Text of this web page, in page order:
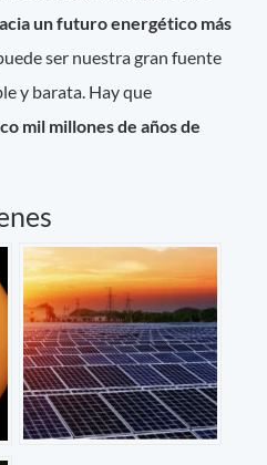
un futuro energético más
ser nuestra gran fuente
y barata. Hay que
mil millones de años de